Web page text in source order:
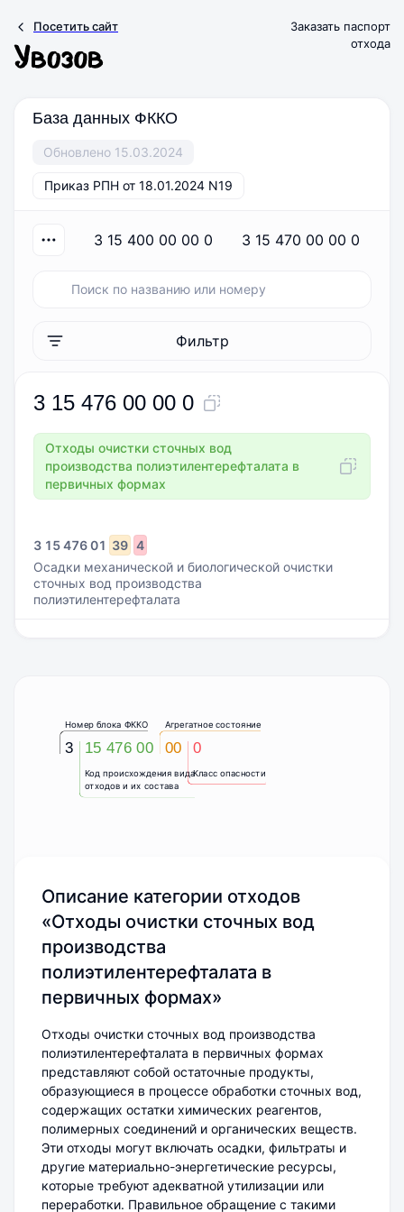
Посетить сайт
Заказать паспорт
отхода
База данных ФККО
Обновлено 15.03.2024
Приказ РПН от 18.01.2024 N19
3 15 400 00 00 0 3 15 470 00 00 0
Фильтр
3 15 476 00 00 0
Отходы очистки сточных вод
производства полиэтилентерефталата в
первичных формах
3 1547601 39 4
Осадки механической и биологической очистки
сточных вод производства
полиэтилентерефталата
3
Номер блока ФККО
Код происхождения вида
отходов и их состава
15 476 00
Агрегатное состояние
00
Класс опасности
0
Описание категории отходов
«Отходы очистки сточных вод
производства
полиэтилентерефталата в
первичных формах»
Отходы очистки сточных вод производства
полиэтилентерефталата в первичных формах
представляют собой остаточные продукты,
образующиеся в процессе обработки сточных вод,
содержащих остатки химических реагентов,
полимерных соединений и органических веществ.
Эти отходы могут включать осадки, фильтраты и
другие материально-энергетические ресурсы,
которые требуют адекватной утилизации или
переработки. Правильное обращение с такими